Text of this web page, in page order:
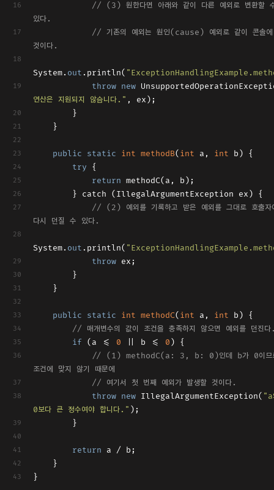
// (3) 원한다면 아래와 같이 다른 예외로 변환할
있다.
// 기존의 예외는 원인(cause) 예외로 같이 콘솔에
것이다.
System. out .println(
throw new
연산은 지원되지 않습니다." , ex);
        }
    }
public static int methodB( int a, int b ) {
try {
return methodC(a, b);
        } catch (IllegalArgumentException ex) {
// (2) 예외를 기록하고 받은 예외를 그대로 호출자
다시 던질 수 있다.
System. out .println(
throw ex;
        }
    }
public static int methodC( int a, int b ) {
// 매개변수의 값이 조건을 충족하지 않으면 예외를 던진
if (a <= 0 || b <= 0 ) {
// (1) methodC(a: 3, b: 0)인데 b가 0이므
조건에 맞지 않기 때문에
// 여기서 첫 번째 예외가 발생할 것이다.
throw new IllegalArgumentException( "a
0보다 큰 정수여야 합니다." );
        }
return a / b;
    }
}